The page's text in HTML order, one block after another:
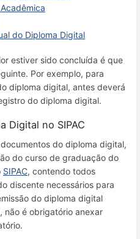
do Diploma Digital
estiver sido concluída é que
Por exemplo, para
diploma digital, antes deverá
do diploma digital.
Digital no SIPAC
do diploma digital,
do curso de graduação do
SIPAC, contendo todos
discente necessários para
do diploma digital
não é obrigatório anexar